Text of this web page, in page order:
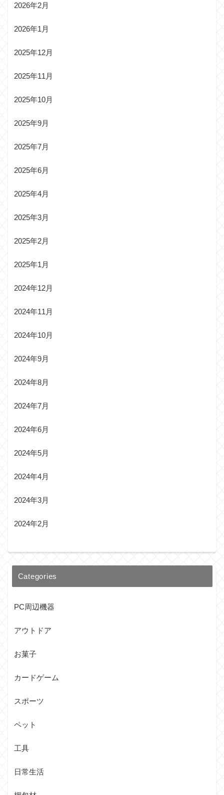
2026年2月
2026年1月
2025年12月
2025年11月
2025年10月
2025年9月
2025年7月
2025年6月
2025年4月
2025年3月
2025年2月
2025年1月
2024年12月
2024年11月
2024年10月
2024年9月
2024年8月
2024年7月
2024年6月
2024年5月
2024年4月
2024年3月
2024年2月
Categories
PC周辺機器
アウトドア
お菓子
カードゲーム
スポーツ
ペット
工具
日常生活